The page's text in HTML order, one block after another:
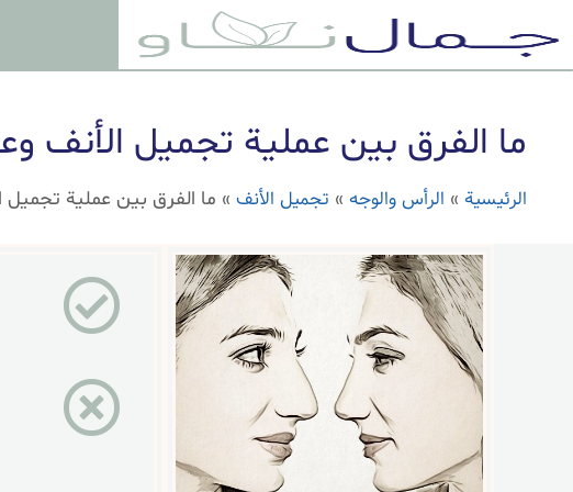
ما الفرق بين عملية تجميل الأنف
الرئيسية » الرأس والوجه » تجميل الأنف » ما الفرق بين عملية تجميل